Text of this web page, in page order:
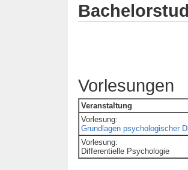
Vorlesungen
Veranstaltung
Vorlesung:
Grundlagen psychologischer
Vorlesung:
Differentielle Psychologie